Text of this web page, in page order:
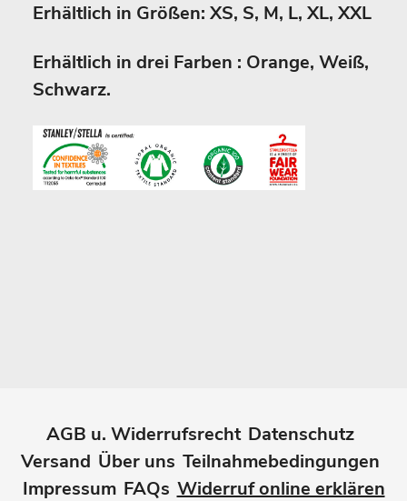
Erhältlich in Größen: XS, S, M, L, XL, XXL
Erhältlich in drei Farben : Orange, Weiß,
Schwarz.
AGB u. Widerrufsrecht Datenschutz
Versand Über uns Teilnahmebedingungen
Impressum FAQs Widerruf online erklären